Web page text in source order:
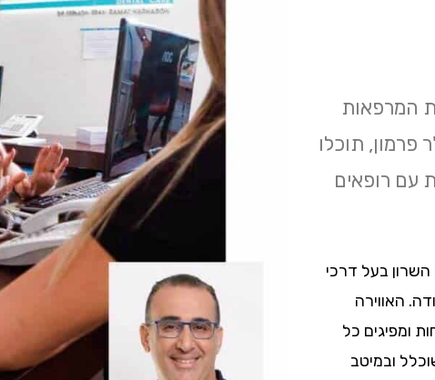
המרפאות
תוכלו
עם רופאים
בעל דרכי
האווירה
ומפיגים כל
ובמיטב